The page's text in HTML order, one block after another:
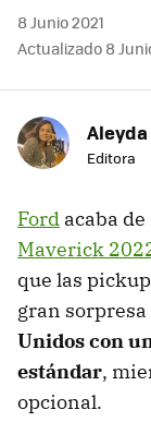
8 Junio 2021
Actualizado 8
Editora
Ford acaba
Maverick
que las
gran sorpresa
Unidos con
estándar,
opcional.